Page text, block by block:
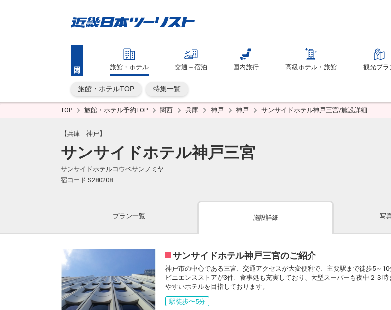
旅館・ホテル 交通＋宿泊 国内旅行 高級ホテル・旅館 観光プラ
旅館・ホテルTOP 特集一覧
TOP 旅館・ホテル予約TOP 関西 兵庫 神戸 神戸 サンサイドホテル神戸三宮/施設詳細
【兵庫 神戸】
サンサイドホテル神戸三宮
サンサイドホテルコウベサンノミヤ
宿コード:S280208
プラン一覧 施設詳細 写
サンサイドホテル神戸三宮のご紹介
神戸市の中心である三宮、交通アクセスが大変便利で、主要駅まで徒歩5～
ビニエンスストアが3件、食事処も充実しており、大型スーパーも夜中２３
やすいホテルを目指しております。
駅徒歩〜5分